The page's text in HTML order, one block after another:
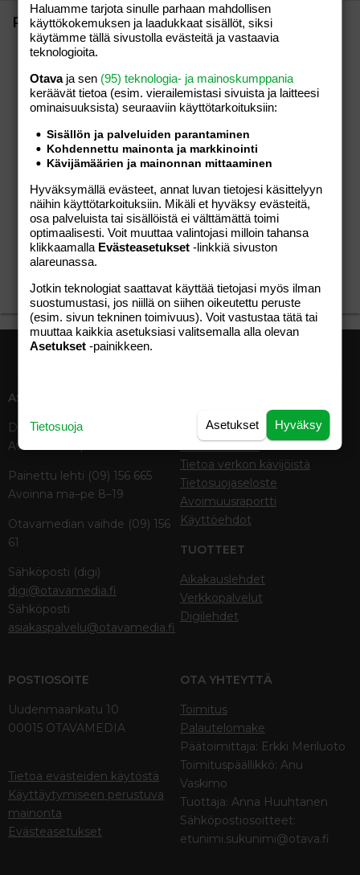
Pisteet
20 Koukussa
1000 viestiä? Olen vaikuttunut!
10 Et pysty lopettamaan
Olet kirjoittanut jo 100 viestiä! Et kai sentään
yhdessä päivässä.
5
Olet kirjoittanut 30 viestiä. Taidat viihtyä
täällä!
1 Ensimmäinen viesti
Kirjoita viesti keskusteluihin saadaksesi
ensimmäisen pisteen.
ASIAKASPALVELU
Digipalvelut (09) 156 6227
Avoinna ma–pe 8–19
Painettu lehti (09) 156 665
Avoinna ma–pe 8–19
Otavamedian vaihde (09) 156
61
Sähköposti (digi)
digi@otavamedia.fi
Sähköposti
asiakaspalvelu@otavamedia.fi
Tekniset tiedot, aikataulut ja
Tietoa verkon kävijöistä
Tietosuojaseloste
Avoimuusraportti
Käyttöehdot
TUOTTEET
Aikakauslehdet
Verkkopalvelut
Digilehdet
POSTIOSOITE
Uudenmaankatu 10
00015 OTAVAMEDIA
Tietoa evästeiden käytöstä
Käyttäytymiseen perustuva
mainonta
Evästeasetukset
OTA YHTEYTTÄ
Toimitus
Palautelomake
Päätoimittaja: Erkki Meriluoto
Toimituspäällikkö: Anu
Vaskimo
Tuottaja: Anna Huuhtanen
Sähköpostiosoitteet:
etunimi.sukunimi@otava.fi
Haluamme tarjota sinulle parhaan mahdollisen
käyttökokemuksen ja laadukkaat sisällöt, siksi
käytämme tällä sivustolla evästeitä ja vastaavia
teknologioita.
Otavaja sen (95) teknologia- ja mainoskumppania
keräävät tietoa (esim. vierailemis­tasi sivuista ja laitteesi
ominaisuuk­sista) seuraaviin käyttötarkoituksiin:
Sisällön ja palveluiden parantaminen
Kohdennettu mainonta ja markkinointi
Kävijämäärien ja mainonnan mittaaminen
Hyväksymällä evästeet, annat luvan tietojesi käsittelyyn
näihin käyttötarkoituksiin. Mikäli et hyväksy evästeitä,
osa palveluista tai sisällöistä ei välttämättä toimi
optimaalisesti. Voit muuttaa valintojasi milloin tahansa
klikkaamalla Evästeasetukset -linkkiä sivuston
alareunassa.
Jotkin teknologiat saattavat käyttää tietojasi myös ilman
suostumustasi, jos niillä on siihen oikeutettu peruste
(esim. sivun tekninen toimivuus). Voit vastustaa tätä tai
muuttaa kaikkia asetuksiasi valitsemalla alla olevan
Asetukset -painikkeen.
Hyväksy
Asetukset
Tietosuoja